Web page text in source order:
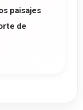
paisajes
de